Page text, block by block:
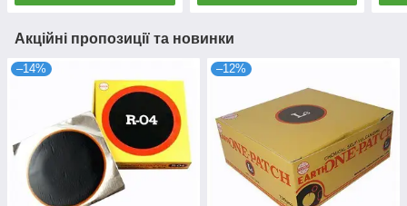
Акційні пропозиції та новинки
–14% –12%